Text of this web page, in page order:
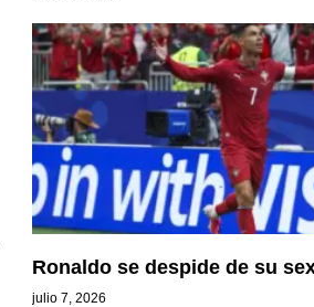
Ronaldo se despide de su
julio 7, 2026